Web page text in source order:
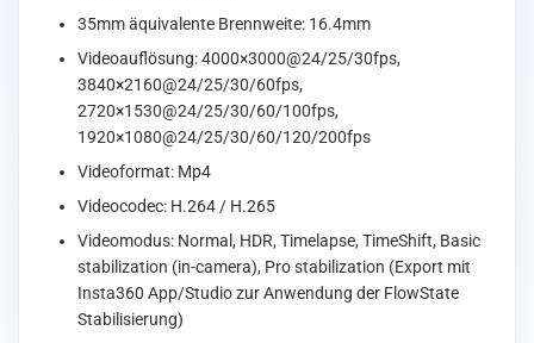
35mm äquivalente Brennweite: 16.4mm
Videoauflösung: 4000×3000@24/25/30fps,
3840×2160@24/25/30/60fps,
2720×1530@24/25/30/60/100fps,
1920×1080@24/25/30/60/120/200fps
Videoformat: Mp4
Videocodec: H.264 / H.265
Videomodus: Normal, HDR, Timelapse, TimeShift, Basic
stabilization (in-camera), Pro stabilization (Export mit
Insta360 App/Studio zur Anwendung der FlowState
Stabilisierung)